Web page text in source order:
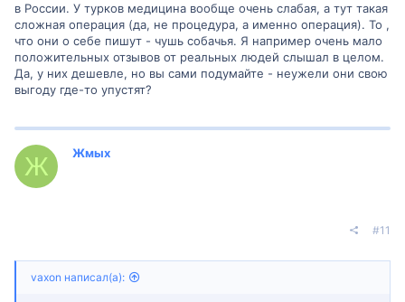
в России. У турков медицина вообще очень слабая, а тут такая
сложная операция (да, не процедура, а именно операция). То ,
что они о себе пишут - чушь собачья. Я например очень мало
положительных отзывов от реальных людей слышал в целом.
Да, у них дешевле, но вы сами подумайте - неужели они свою
выгоду где-то упустят?
Ж Жмых
#11
vaxon написал(а):